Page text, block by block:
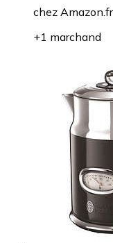
chez Amazon.fr
+1 marchand